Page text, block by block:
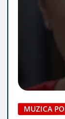
MUZICA